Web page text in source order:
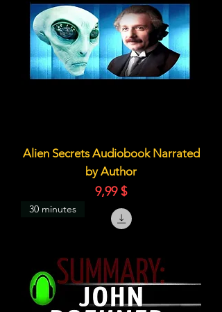
Alien Secrets Audiobook Narrated
by Author
Цена
9,99 $
30 minutes